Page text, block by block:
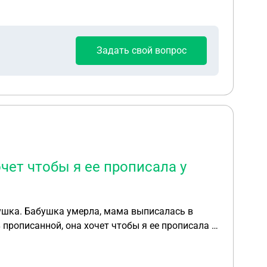
Задать свой вопрос
чтобы я ее прописала у
Бабушка умерла, мама выписалась в
она хочет чтобы я ее прописала у
чере 2-3 года.